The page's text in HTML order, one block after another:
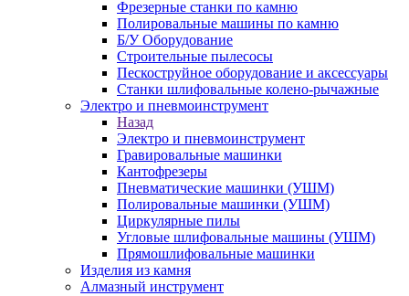
Фрезерные станки по камню
Полировальные машины по камню
Б/У Оборудование
Строительные пылесосы
Пескоструйное оборудование и аксессуары
Станки шлифовальные колено-рычажные
Электро и пневмоинструмент
Назад
Электро и пневмоинструмент
Гравировальные машинки
Кантофрезеры
Пневматические машинки (УШМ)
Полировальные машинки (УШМ)
Циркулярные пилы
Угловые шлифовальные машины (УШМ)
Прямошлифовальные машинки
Изделия из камня
Алмазный инструмент